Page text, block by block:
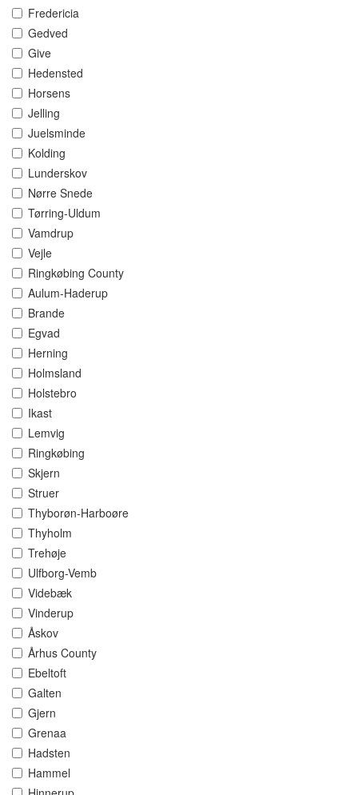
Fredericia
Gedved
Give
Hedensted
Horsens
Jelling
Juelsminde
Kolding
Lunderskov
Nørre Snede
Tørring-Uldum
Vamdrup
Vejle
Ringkøbing County
Aulum-Haderup
Brande
Egvad
Herning
Holmsland
Holstebro
Ikast
Lemvig
Ringkøbing
Skjern
Struer
Thyborøn-Harboøre
Thyholm
Trehøje
Ulfborg-Vemb
Videbæk
Vinderup
Åskov
Århus County
Ebeltoft
Galten
Gjern
Grenaa
Hadsten
Hammel